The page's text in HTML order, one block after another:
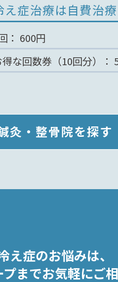
え症治療は自費治
： 600円
得な回数券（10回分）：
灸・整骨院を探す
え症のお悩みは、
までお気軽にご